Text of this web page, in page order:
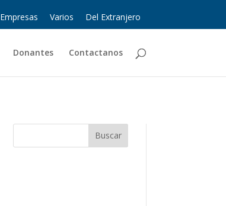
Empresas Varios Del Extranjero
Donantes Contactanos